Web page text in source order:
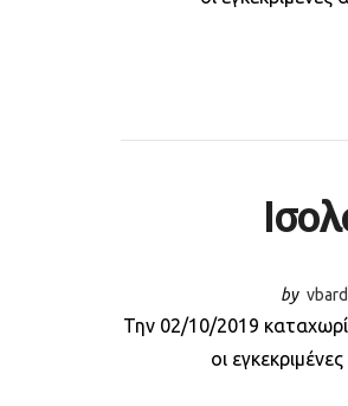
by
Την 02/10/2019
οι